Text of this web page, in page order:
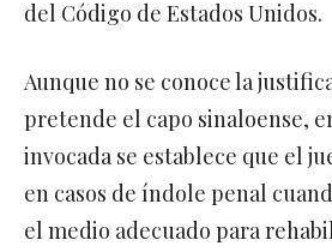
del Código de Estados Unidos.
Aunque no se conoce la
pretende el capo sinaloense,
invocada se establece que el
en casos de índole penal
el medio adecuado para